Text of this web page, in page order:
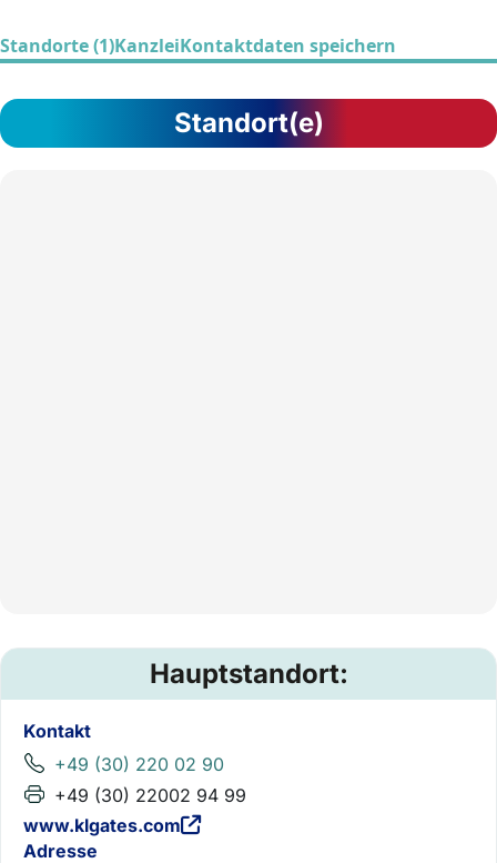
Standorte (1)KanzleiKontaktdaten speichern
Standort(e)
Hauptstandort:
Kontakt
+49 (30) 220 02 90
+49 (30) 22002 94 99
www.klgates.com
Adresse